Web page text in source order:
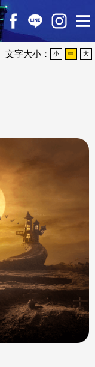
文字大小： 小 中 大